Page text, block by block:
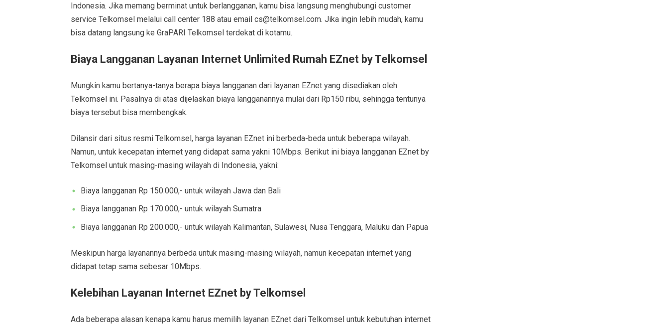
Indonesia. Jika memang berminat untuk berlangganan, kamu bisa langsung menghubungi customer
service Telkomsel melalui call center 188 atau email cs@telkomsel.com. Jika ingin lebih mudah, kamu
bisa datang langsung ke GraPARI Telkomsel terdekat di kotamu.
Biaya Langganan Layanan Internet Unlimited Rumah EZnet by Telkomsel
Mungkin kamu bertanya-tanya berapa biaya langganan dari layanan EZnet yang disediakan oleh
Telkomsel ini. Pasalnya di atas dijelaskan biaya langganannya mulai dari Rp150 ribu, sehingga tentunya
biaya tersebut bisa membengkak.
Dilansir dari situs resmi Telkomsel, harga layanan EZnet ini berbeda-beda untuk beberapa wilayah.
Namun, untuk kecepatan internet yang didapat sama yakni 10Mbps. Berikut ini biaya langganan EZnet by
Telkomsel untuk masing-masing wilayah di Indonesia, yakni:
Biaya langganan Rp 150.000,- untuk wilayah Jawa dan Bali
Biaya langganan Rp 170.000,- untuk wilayah Sumatra
Biaya langganan Rp 200.000,- untuk wilayah Kalimantan, Sulawesi, Nusa Tenggara, Maluku dan Papua
Meskipun harga layanannya berbeda untuk masing-masing wilayah, namun kecepatan internet yang
didapat tetap sama sebesar 10Mbps.
Kelebihan Layanan Internet EZnet by Telkomsel
Ada beberapa alasan kenapa kamu harus memilih layanan EZnet dari Telkomsel untuk kebutuhan internet